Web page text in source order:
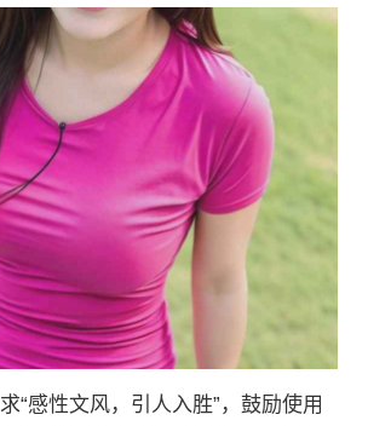
“感性文风，引人入胜”，鼓励使用